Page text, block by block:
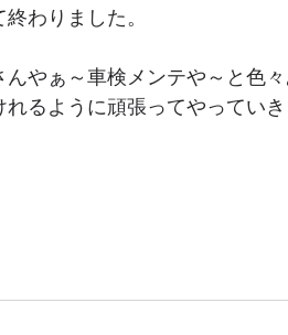
わりました。
やぁ～車検メンテや～と色
るように頑張ってやってい